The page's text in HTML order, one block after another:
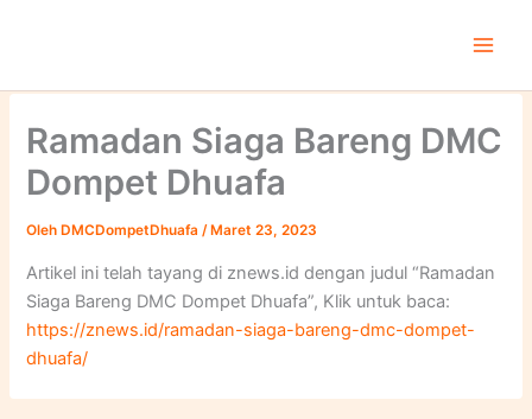
Ramadan Siaga Bareng DMC
Dompet Dhuafa
Oleh DMCDompetDhuafa/ Maret 23, 2023
Artikel ini telah tayang di znews.id dengan judul “Ramadan
Siaga Bareng DMC Dompet Dhuafa”, Klik untuk baca:
https://znews.id/ramadan-siaga-bareng-dmc-dompet-
dhuafa/